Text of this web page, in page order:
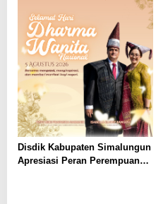
Disdik Kabupaten Simalungun
Apresiasi Peran Perempuan